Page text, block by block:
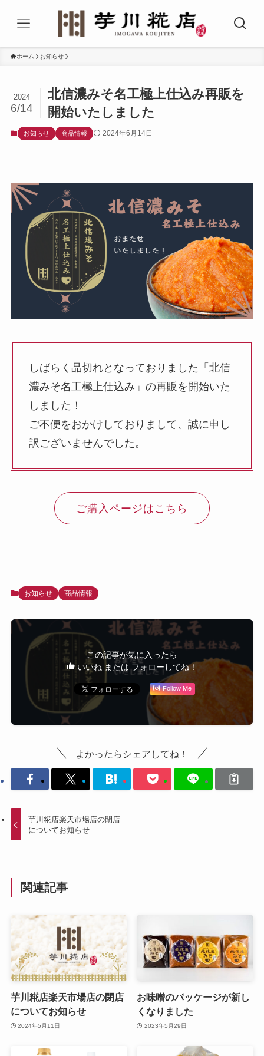
ホーム お知らせ
北信濃みそ名工極上仕込み再販を
開始いたしました
2024
6/14
お知らせ 商品情報 2024年6月14日
しばらく品切れとなっておりました「北信
濃みそ名工極上仕込み」の再販を開始いた
しました！
ご不便をおかけしておりまして、誠に申し
訳ございませんでした。
ご購入ページはこちら
お知らせ 商品情報
この記事が気に入ったら
いいね または フォローしてね！
Follow Me
よかったらシェアしてね！
芋川糀店楽天市場店の閉店
についてお知らせ
関連記事
芋川糀店楽天市場店の閉店
についてお知らせ
2024年5月11日
お味噌のパッケージが新し
くなりました
2023年5月29日